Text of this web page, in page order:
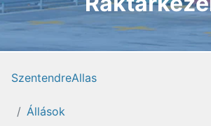
SzentendreAllas
Állások